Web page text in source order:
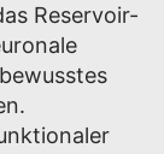
Reservoir-